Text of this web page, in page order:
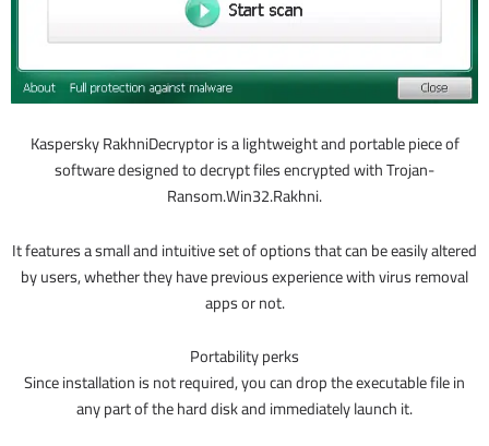
Kaspersky RakhniDecryptor is a lightweight and portable piece of
software designed to decrypt files encrypted with Trojan-
Ransom.Win32.Rakhni.
It features a small and intuitive set of options that can be easily altered
by users, whether they have previous experience with virus removal
apps or not.
Portability perks
Since installation is not required, you can drop the executable file in
any part of the hard disk and immediately launch it.